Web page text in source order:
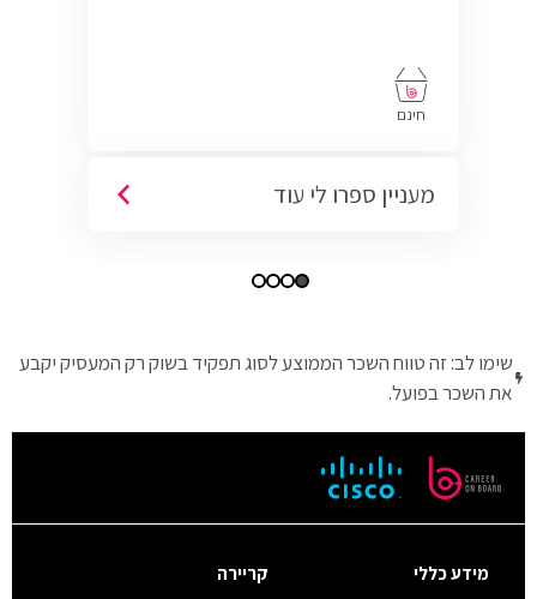
חינם
מעניין ספרו לי עוד
שימו לב: זה טווח השכר הממוצע לסוג תפקיד בשוק רק המעסיק יקבע
את השכר בפועל.
מידע כללי
קריירה